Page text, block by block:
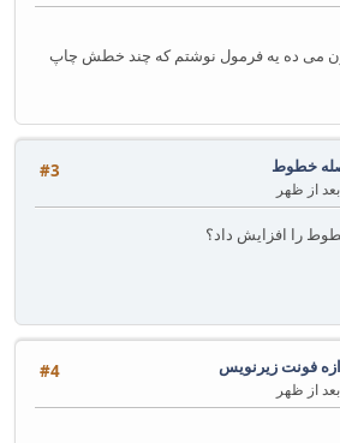
می ده یه فرمول نوشتم که چند خطش چاپ
#3 خطوط
را افزایش داد؟
#4 فونت زیرنویس